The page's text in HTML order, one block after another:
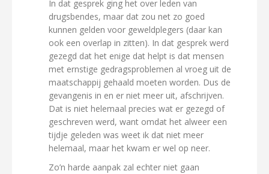
In dat gesprek ging het over leden van
drugsbendes, maar dat zou net zo goed
kunnen gelden voor geweldplegers (daar kan
ook een overlap in zitten). In dat gesprek werd
gezegd dat het enige dat helpt is dat mensen
met ernstige gedragsproblemen al vroeg uit de
maatschappij gehaald moeten worden. Dus de
gevangenis in en er niet meer uit, afschrijven.
Dat is niet helemaal precies wat er gezegd of
geschreven werd, want omdat het alweer een
tijdje geleden was weet ik dat niet meer
helemaal, maar het kwam er wel op neer.
Zo’n harde aanpak zal echter niet gaan